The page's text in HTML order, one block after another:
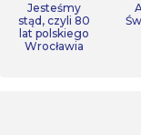
Jesteśmy
stąd, czyli 80
lat polskiego
Wrocławia